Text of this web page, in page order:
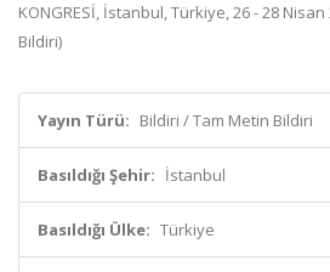
KONGRESİ, İstanbul, Türkiye, 26 - 28
Bildiri)
Yayın Türü: Bildiri / Tam Metin Bildiri
Basıldığı Şehir: İstanbul
Basıldığı Ülke: Türkiye